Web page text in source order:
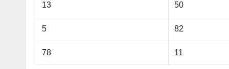
13 50
5 82
78 11